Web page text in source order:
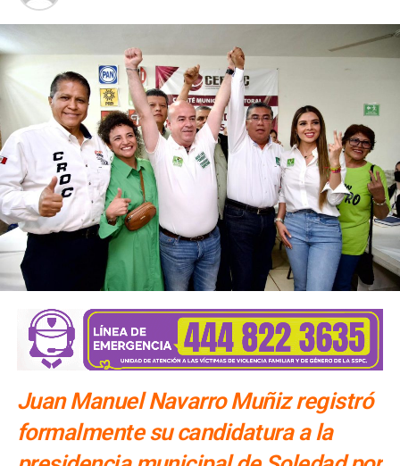
Juan Manuel Navarro Muñiz registró
formalmente su candidatura a la